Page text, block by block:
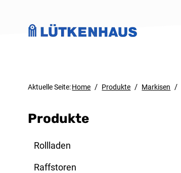
Aktuelle Seite:Home / Produkte / Markisen /
Produkte
Rollladen
Raffstoren